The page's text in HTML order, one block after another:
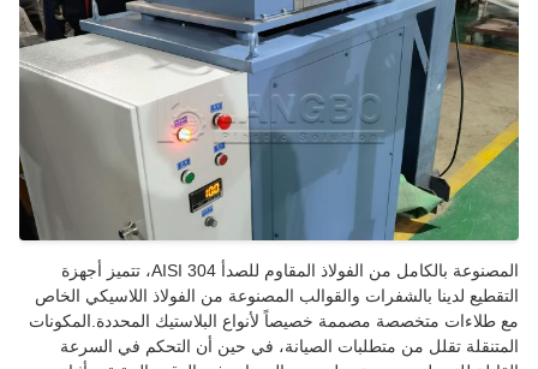
المصنوعة بالكامل من الفولاذ المقاوم للصدأ AISI 304، تتميز أجهزة
لدينا بالشفرات والقوالب المصنوعة من الفولاذ اللاسيكي الخاص
متخصصة مصممة خصيصاً لأنواع البلاستيك المحددة.المكونات
تقلل من متطلبات الصيانة، في حين أن التحكم في السرعة